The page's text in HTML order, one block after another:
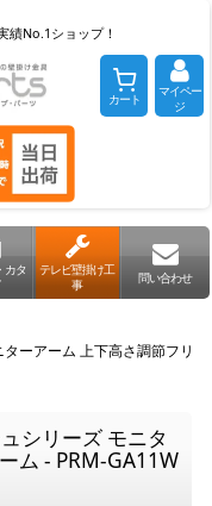
績No.1ショップ！
カート
マイペー
ジ
カタ
テレビ壁掛け工
事
問い合わせ
ーアーム 上下高さ調節フリ
シリーズ モニタ
ム - PRM-GA11W